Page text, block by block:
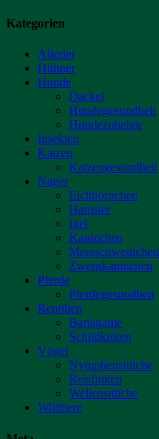
Kategorien
Allerlei
Hühner
Hunde
Dackel
Hundegesundheit
Hundezubehör
Insekten
Katzen
Katzengesundheit
Nager
Eichhörnchen
Hamster
Igel
Kaninchen
Meerschweinchen
Zwergkaninchen
Pferde
Pferdegesundheit
Reptilien
Bartagame
Schildkröten
Vögel
Nymphensittiche
Reisfinken
Wellensittiche
Wildtiere